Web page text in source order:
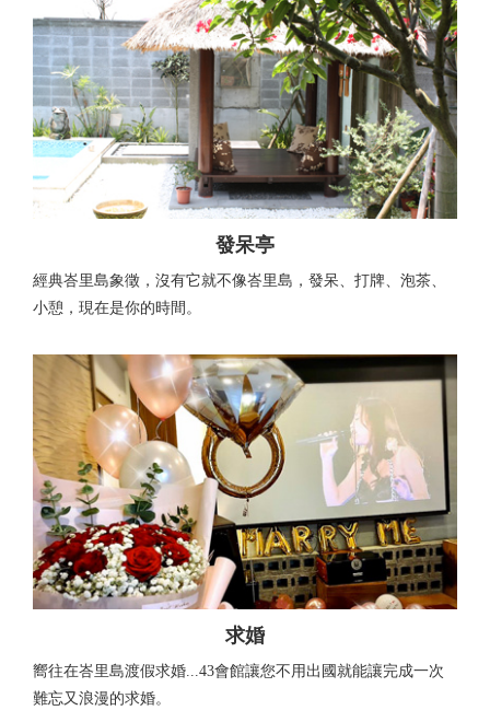
發呆亭
經典峇里島象徵，沒有它就不像峇里島，發呆、打牌、泡茶、
小憩，現在是你的時間。
求婚
嚮往在峇里島渡假求婚...43會館讓您不用出國就能讓完成一次
難忘又浪漫的求婚。